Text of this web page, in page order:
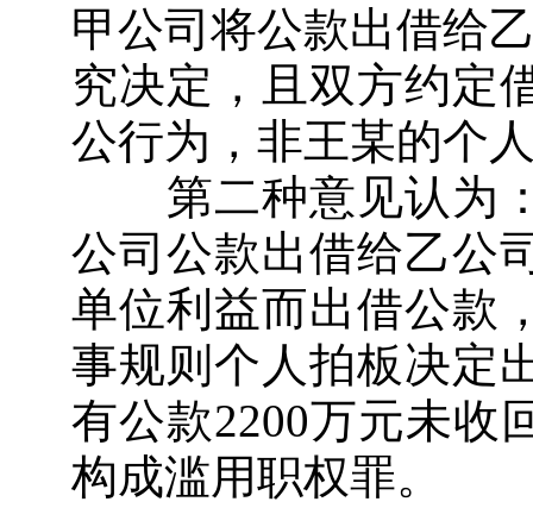
甲公司将公款出借给
究决定，且双方约定
公行为，非王某的个
第二种意见认为：
公司公款出借给乙公
单位利益而出借公款
事规则个人拍板决定
有公款2200万元未收
构成滥用职权罪。